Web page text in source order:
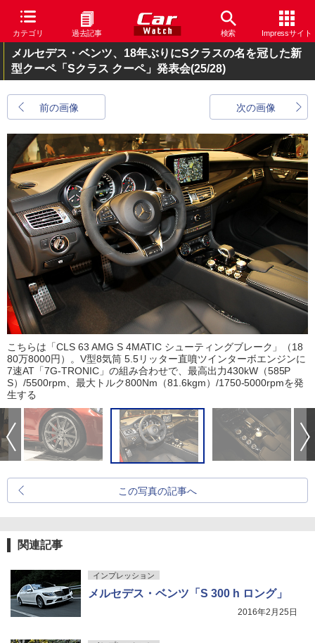
カテゴリ 過去記事 検索 Impressサイト
メルセデス・ベンツ、18年ぶりにSクラスの名を冠した新
型クーペ「Sクラス クーペ」発表会(25/28)
前の画像 次の画像
こちらは「CLS 63 AMG S 4MATIC シューティングブレーク」（18
80万8000円）。V型8気筒 5.5リッター直噴ツインターボエンジンに
7速AT「7G-TRONIC」の組み合わせで、最高出力430kW（585P
S）/5500rpm、最大トルク800Nm（81.6kgm）/1750-5000rpmを発
生する
この写真の記事へ
関連記事
インプレッション
メルセデス・ベンツ「S 300 h ロング」
2016年2月25日